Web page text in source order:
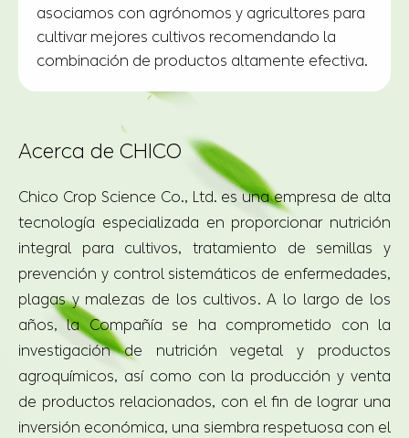
Acerca de CHICO
Chico Crop Science Co., Ltd. es una empresa de alta
tecnología especializada en proporcionar nutrición
integral para cultivos, tratamiento de semillas y
prevención y control sistemáticos de enfermedades,
plagas y malezas de los cultivos. A lo largo de los
años, la Compañía se ha comprometido con la
investigación de nutrición vegetal y productos
agroquímicos, así como con la producción y venta
de productos relacionados, con el fin de lograr una
inversión económica, una siembra respetuosa con el
medio ambiente, Y buena cosecha para los
productores mundiales.
Leer más